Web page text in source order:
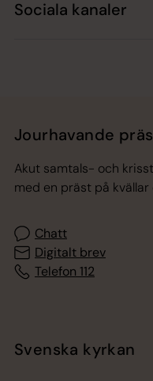
Sociala kanaler
Jourhavande
Akut samtals- och
med en präst på kvällar
Chatt
Digitalt brev
Telefon 112
Svenska kyrkan